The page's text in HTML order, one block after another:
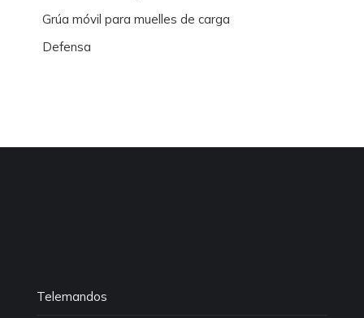
Grúa móvil para muelles de carga
Defensa
Telemandos